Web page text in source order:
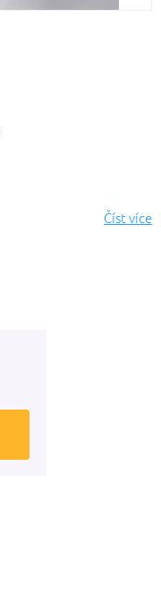
Číst více